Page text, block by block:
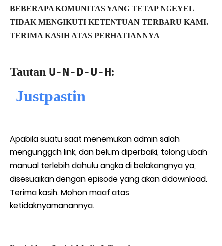
BEBERAPA KOMUNITAS YANG TETAP NGEYEL
TIDAK MENGIKUTI KETENTUAN TERBARU KAMI.
TERIMA KASIH ATAS PERHATIANNYA
Tautan U-N-D-U-H:
Justpastin
Apabila suatu saat menemukan admin salah
mengunggah link, dan belum diperbaiki, tolong ubah
manual terlebih dahulu angka di belakangnya ya,
disesuaikan dengan episode yang akan didownload.
Terima kasih. Mohon maaf atas
ketidaknyamanannya.